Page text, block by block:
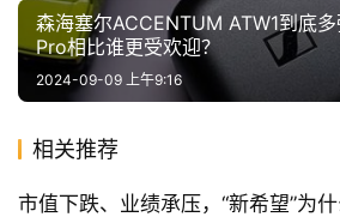
森海塞尔ACCENTUM ATW1到底
Pro相比谁更受欢迎？
2024-09-09 上午9:16
相关推荐
市值下跌、业绩承压，“新希望”为